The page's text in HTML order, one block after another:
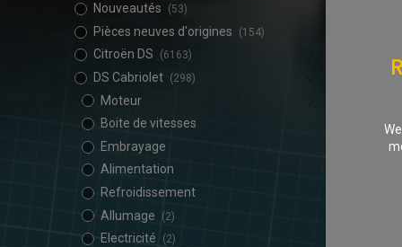
Nouveautés (53)
Pièces neuves d'origines (154)
Citroën DS (6163)
DS Cabriolet (298)
Moteur
Boite de vitesses
Embrayage
Alimentation
Refroidissement
Allumage
(2)
Electricité (2)
94,43